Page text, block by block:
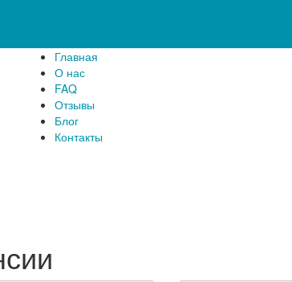
Главная
О нас
FAQ
Отзывы
Блог
Контакты